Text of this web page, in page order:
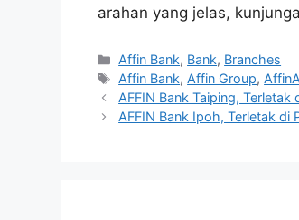
arahan yang jelas,
Categories
Affin Bank, Bank, Branches
Tags
Affin Bank,Affin Group,
AFFIN Bank Taiping,
AFFIN Bank Ipoh, Terletak di